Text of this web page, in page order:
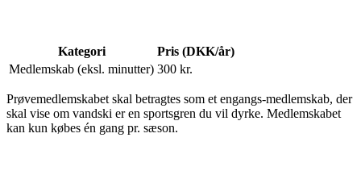
Kategori
Pris (DKK/år)
Medlemskab (eksl. minutter) 300 kr.
Prøvemedlemskabet skal betragtes som et engangs-medlemskab, der
skal vise om vandski er en sportsgren du vil dyrke. Medlemskabet
kan kun købes én gang pr. sæson.